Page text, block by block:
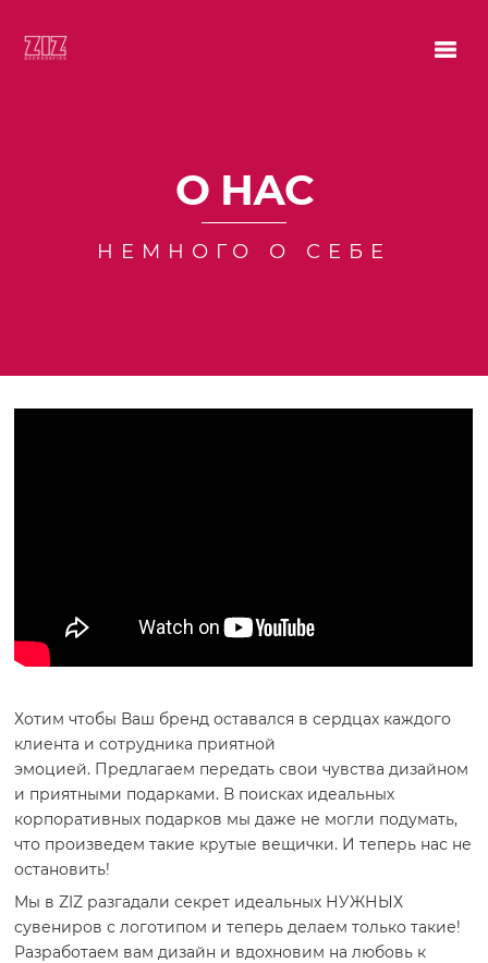
О НАС
НЕМНОГО О СЕБЕ
Хотим чтобы Ваш бренд оставался в сердцах каждого
клиента и сотрудника приятной
эмоцией. Предлагаем передать свои чувства дизайном
и приятными подарками. В поисках идеальных
корпоративных подарков мы даже не могли подумать,
что произведем такие крутые вещички. И теперь нас не
остановить!
Мы в ZIZ разгадали секрет идеальных НУЖНЫХ
сувениров с логотипом и теперь делаем только такие!
Разработаем вам дизайн и вдохновим на любовь к